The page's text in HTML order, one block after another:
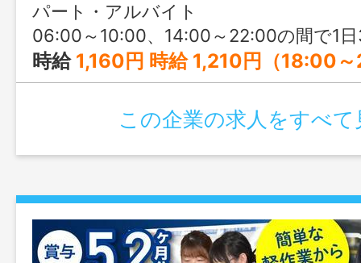
パート・アルバイト
06:00～10:00、14:00～22:00の間で1日3時間以上 ※学生の場合、授業終
時給 1,160円 時給 1,210円（18:00～22:00） 時給 1,260円（土日祝） 曜日と時間帯の加給は重複しま
この企業の求人をすべて